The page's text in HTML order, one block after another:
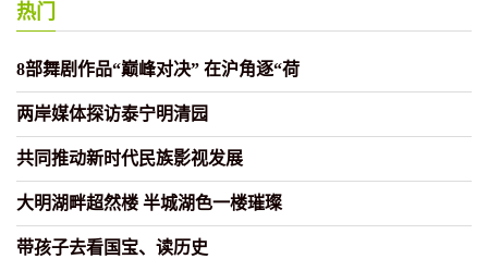
热门
8部舞剧作品“巅峰对决” 在沪角逐“荷
两岸媒体探访泰宁明清园
共同推动新时代民族影视发展
大明湖畔超然楼 半城湖色一楼璀璨
带孩子去看国宝、读历史